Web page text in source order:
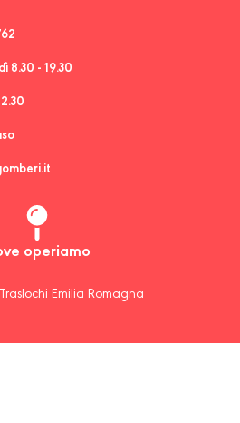
8.30 - 19.30
operiamo
Emilia Romagna